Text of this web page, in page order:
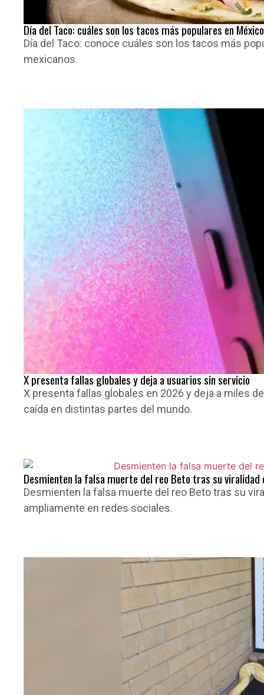
Día del Taco: cuáles son los tacos más populares en México
Día del Taco: conoce cuáles son los tacos más
mexicanos.
X presenta fallas globales y deja a usuarios sin servicio
X presenta fallas globales en 2026 y deja a miles
caída en distintas partes del mundo.
Desmienten la falsa muerte del reo Beto tras su viralidad
Desmienten la falsa muerte del reo Beto tras su
ampliamente en redes sociales.